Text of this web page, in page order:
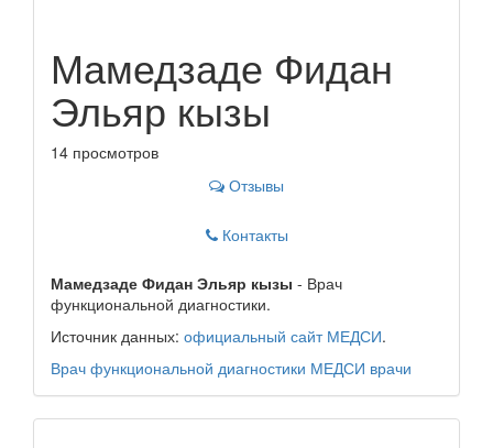
Мамедзаде Фидан
Эльяр кызы
14 просмотров
Отзывы
Контакты
Мамедзаде Фидан Эльяр кызы - Врач
функциональной диагностики.
Источник данных: официальный сайт МЕДСИ.
Врач функциональной диагностики МЕДСИ врачи